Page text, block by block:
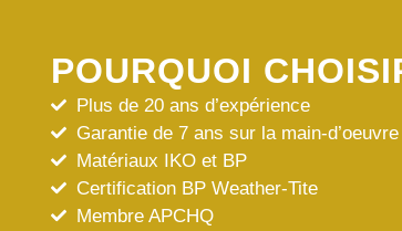
POURQUOI
Plus de 20 ans d’expérience
Garantie de 7 ans sur la main-d’oeuvre
Matériaux IKO et BP
Certification BP Weather-Tite
Membre APCHQ